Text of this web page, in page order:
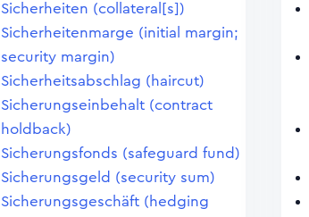
Sicherheiten (collateral[s])
Sicherheitenmarge (initial margin;
security margin)
Sicherheitsabschlag (haircut)
Sicherungseinbehalt (contract
holdback)
Sicherungsfonds (safeguard fund)
Sicherungsgeld (security sum)
Sicherungsgeschäft (hedging